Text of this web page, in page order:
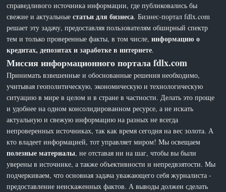
справедливого источника информации, где публиковались бы
свежие и актуальныестатьи для бизнеса. Бизнес-портал fdlx.com
решает эту задачу, предоставляя пользователям обширный спектр
тем и только проверенные факты, в том числе,информацию о
кредитах, депозитах и заработке в интернете.
Миссия информационного портала fdlx.com
Принимать взвешенные и обоснованные решения необходимо,
учитывая геополитическую, экономическую и технологическую
ситуацию в мире в целом и в стране в частности. Делать это проще
и удобнее на одном консолидированном ресурсе, а не искать
актуальную и свежую информацию на разных не всегда
непроверенных источниках, так как время сегодня на вес золота. А
кто владеет информацией, тот управляет миром! Мы освещаем
полезные материалы, не отставая ни на шаг, чтобы вы были
уверены в источнике, а также объективности и непредвзятости. Мы
подчеркиваем, что основная задача уважающего себя журналиста -
предоставление неискаженных фактов. А выводы должен сделать